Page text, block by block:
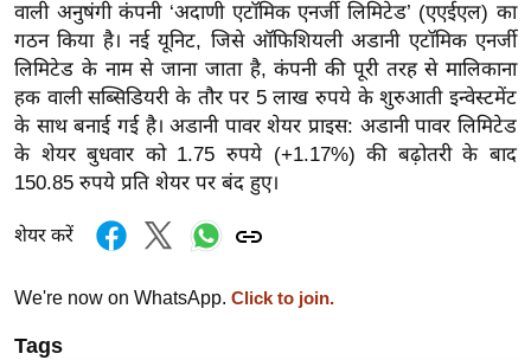
मा
तृ
भू
मि
स्तं
भ
म
आ
र
वाली अनुषंगी कंपनी ‘अदाणी एटॉमिक एनर्जी लिमिटेड’ (एएईएल) का
गठन किया है। नई यूनिट, जिसे ऑफिशियली अडानी एटॉमिक एनर्जी
लिमिटेड के नाम से जाना जाता है, कंपनी की पूरी तरह से मालिकाना
हक वाली सब्सिडियरी के तौर पर 5 लाख रुपये के शुरुआती इन्वेस्टमेंट
के साथ बनाई गई है। अडानी पावर शेयर प्राइस: अडानी पावर लिमिटेड
के शेयर बुधवार को 1.75 रुपये (+1.17%) की बढ़ोतरी के बाद
150.85 रुपये प्रति शेयर पर बंद हुए।
शेयर करें
We're now on WhatsApp. Click to join.
Tags